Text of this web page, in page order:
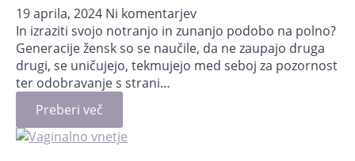
19 aprila, 2024 Ni komentarjev
In izraziti svojo notranjo in zunanjo podobo na polno?
Generacije žensk so se naučile, da ne zaupajo druga
drugi, se uničujejo, tekmujejo med seboj za pozornost
ter odobravanje s strani…
Preberi več